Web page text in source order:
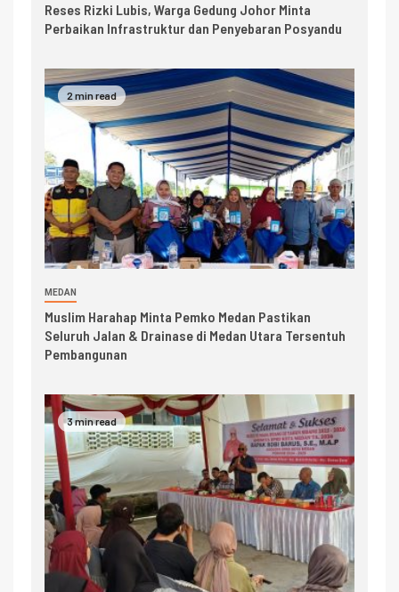
Reses Rizki Lubis, Warga Gedung Johor Minta
Perbaikan Infrastruktur dan Penyebaran Posyandu
2 min read
MEDAN
Muslim Harahap Minta Pemko Medan Pastikan
Seluruh Jalan & Drainase di Medan Utara Tersentuh
Pembangunan
3 min read